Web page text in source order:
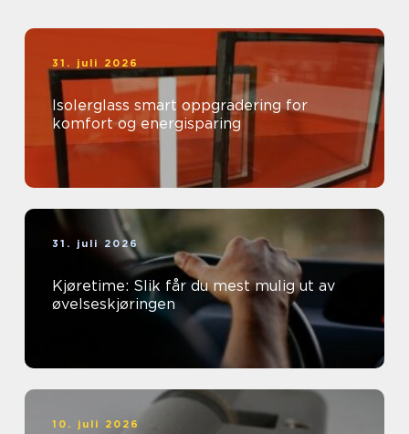
31. juli 2026
Isolerglass smart oppgradering for
komfort og energisparing
31. juli 2026
Kjøretime: Slik får du mest mulig ut av
øvelseskjøringen
10. juli 2026